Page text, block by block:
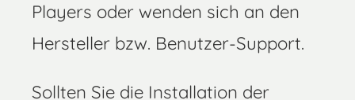
Players oder wenden sich an den
Hersteller bzw. Benutzer-Support.
Sollten Sie die Installation der